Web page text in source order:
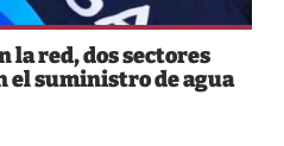
la red, dos sectores
el suministro de agua